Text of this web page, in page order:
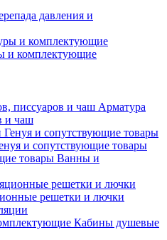
давления и
и комплектующие
Арматура
и чаш
и сопутствующие товары
Ванны и
решетки и лючки
Кабины душевые